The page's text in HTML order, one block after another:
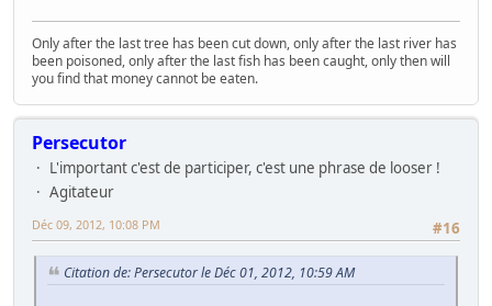
Only after the last tree has been cut down, only after the last river has
been poisoned, only after the last fish has been caught, only then will
you find that money cannot be eaten.
Persecutor
L'important c'est de participer, c'est une phrase de looser !
Agitateur
#16
Déc 09, 2012, 10:08 PM
Citation de: Persecutor le Déc 01, 2012, 10:59 AM